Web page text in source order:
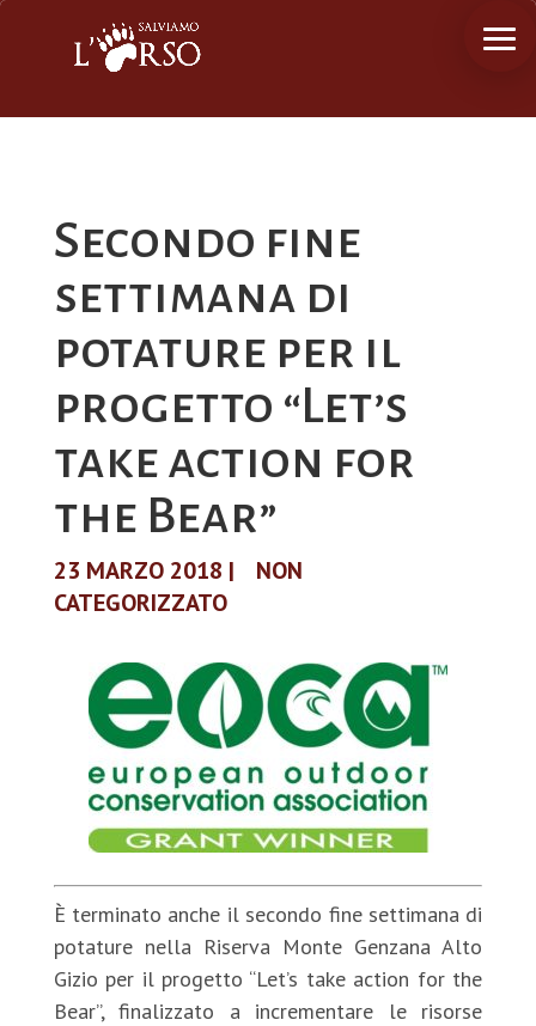
Secondo fine
settimana di
potature per il
progetto “Let’s
take action for
the Bear”
23 MARZO 2018 |
NON
CATEGORIZZATO
È terminato anche il secondo fine settimana di
potature nella Riserva Monte Genzana Alto
Gizio per il progetto “Let’s take action for the
Bear”, finalizzato a incrementare le risorse